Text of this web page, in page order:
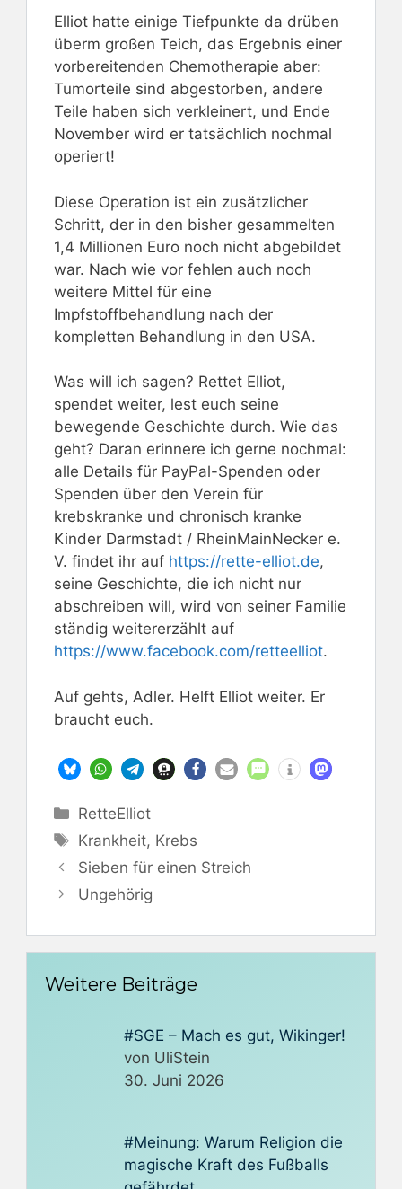
Elliot hatte einige Tiefpunkte da drüben
überm großen Teich, das Ergebnis einer
vorbereitenden Chemotherapie aber:
Tumorteile sind abgestorben, andere
Teile haben sich verkleinert, und Ende
November wird er tatsächlich nochmal
operiert!
Diese Operation ist ein zusätzlicher
Schritt, der in den bisher gesammelten
1,4 Millionen Euro noch nicht abgebildet
war. Nach wie vor fehlen auch noch
weitere Mittel für eine
Impfstoffbehandlung nach der
kompletten Behandlung in den USA.
Was will ich sagen? Rettet Elliot,
spendet weiter, lest euch seine
bewegende Geschichte durch. Wie das
geht? Daran erinnere ich gerne nochmal:
alle Details für PayPal-Spenden oder
Spenden über den Verein für
krebskranke und chronisch kranke
Kinder Darmstadt / RheinMainNecker e.
V. findet ihr auf https://rette-elliot.de,
seine Geschichte, die ich nicht nur
abschreiben will, wird von seiner Familie
ständig weitererzählt auf
https://www.facebook.com/retteelliot.
Auf gehts, Adler. Helft Elliot weiter. Er
braucht euch.
Kategorien
RetteElliot
Schlagwörter
Krankheit, Krebs
Sieben für einen Streich
Ungehörig
Weitere Beiträge
#SGE – Mach es gut, Wikinger!
von UliStein
30. Juni 2026
#Meinung: Warum Religion die
magische Kraft des Fußballs